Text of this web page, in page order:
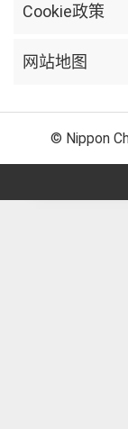
Cookie政策
网站地图
© Nippon